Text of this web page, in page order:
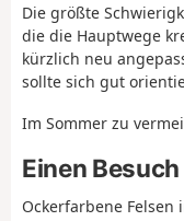
Die größte
die die Hauptwege
kürzlich neu
sollte sich gut
Im Sommer zu
Einen
Ockerfarbene Felsen